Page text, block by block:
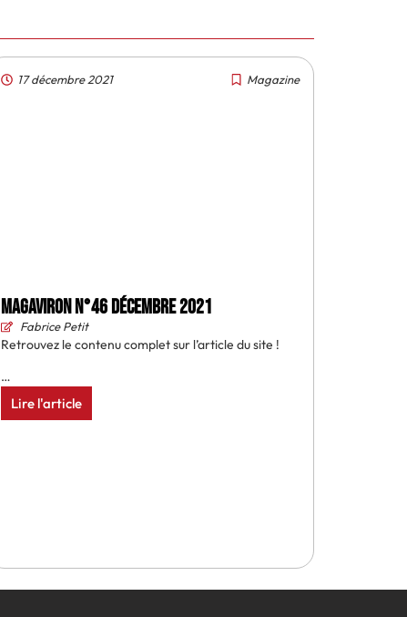
17 décembre 2021 Magazine
MAGAVIRON N°46 Décembre 2021
Fabrice Petit
Retrouvez le contenu complet sur l’article du site !
…
Lire l'article